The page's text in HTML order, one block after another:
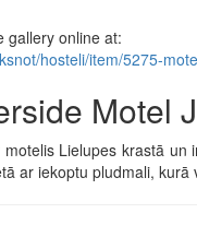
gallery online at:
hosteli/item/5275-
Motel
Lielupes krastā
ar iekoptu pludmali,